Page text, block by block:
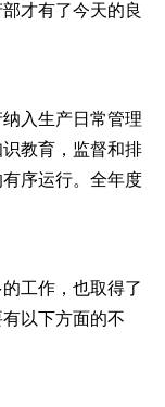
才有了今天的良
入生产日常管理
教育，监督和排
序运行。全年度
工作，也取得了
以下方面的不